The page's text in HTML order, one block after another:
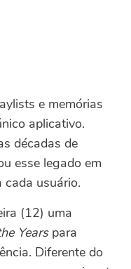
e memórias
aplicativo.
décadas de
esse legado em
cada usuário.
(12) uma
Yearspara
Diferente do